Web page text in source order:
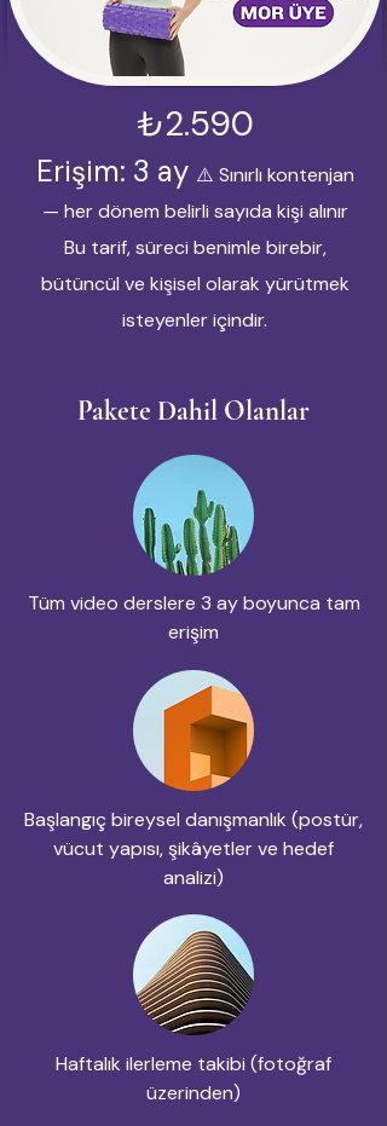
₺2.590
Erişim: 3 ay ⚠️ Sınırlı kontenjan
— her dönem belirli sayıda kişi alınır
Bu tarif, süreci benimle birebir,
bütüncül ve kişisel olarak yürütmek
isteyenler içindir.
Pakete Dahil Olanlar
Tüm video derslere 3 ay boyunca tam
erişim
Başlangıç bireysel danışmanlık (postür,
vücut yapısı, şikâyetler ve hedef
analizi)
Haftalık ilerleme takibi (fotoğraf
üzerinden)